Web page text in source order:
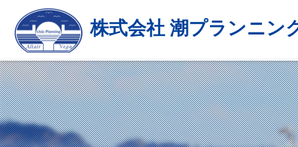
株式会社 潮プランニン